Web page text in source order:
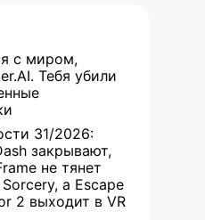
с миром,
Тебя убили
31/2026:
закрывают,
не тянет
а Escape
2 выходит в VR